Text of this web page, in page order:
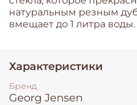
натуральным резным
вмещает до 1 литра воды.
Характеристики
Бренд
Georg Jensen